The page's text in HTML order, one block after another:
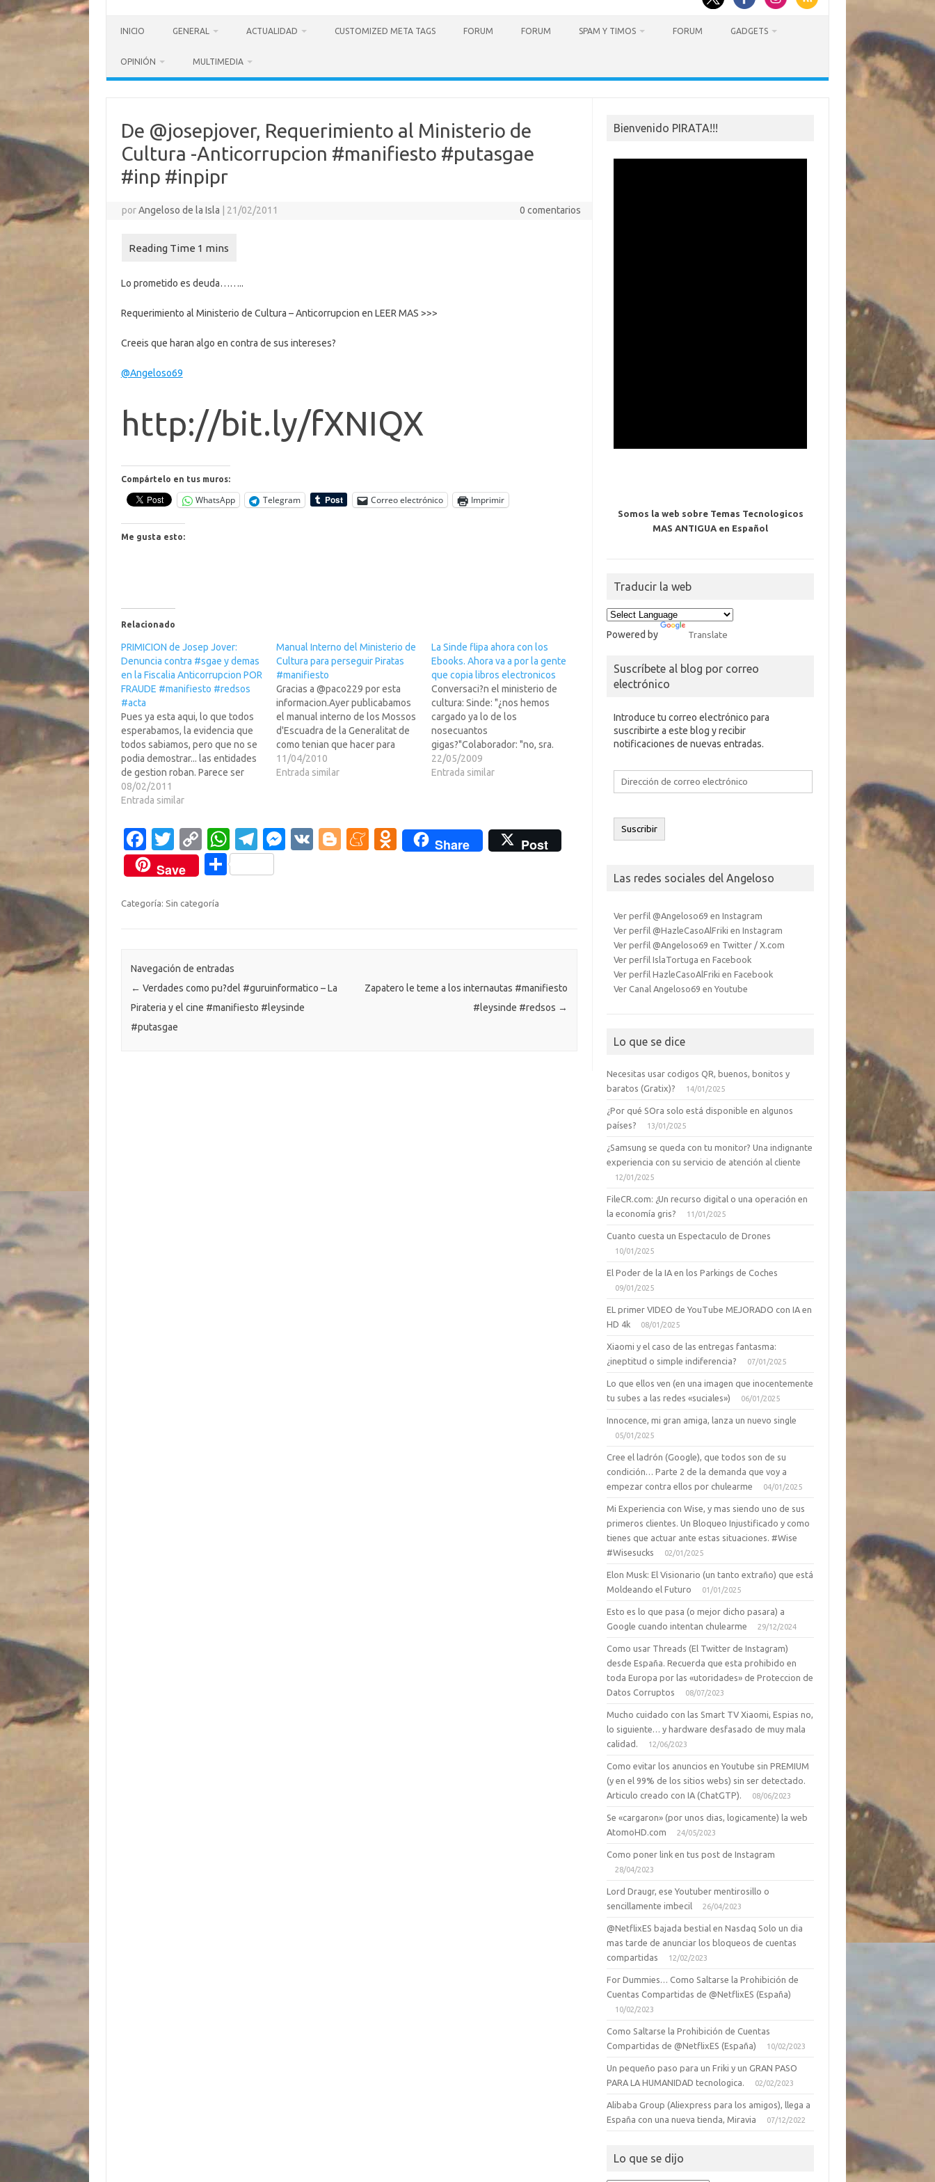
INICIO GENERAL ACTUALIDAD CUSTOMIZED META TAGS FORUM FORUM SPAM Y TIMOS FORUM GADGETS
OPINIÓN MULTIMEDIA
De @josepjover, Requerimiento al Ministerio de
Cultura -Anticorrupcion #manifiesto #putasgae
#inp #inpipr
porAngeloso de la Isla 21/02/2011 0 comentarios
Lo prometido es deuda……..
Requerimiento al Ministerio de Cultura – Anticorrupcion en LEER MAS >>>
Creeis que haran algo en contra de sus intereses?
@Angeloso69
http://bit.ly/fXNIQX
Compártelo en tus muros:
WhatsApp Telegram Correo electrónico Imprimir
Me gusta esto:
Relacionado
PRIMICION de Josep Jover:
Denuncia contra #sgae y demas
en la Fiscalia Anticorrupcion POR
FRAUDE #manifiesto #redsos
#acta
Pues ya esta aqui, lo que todos
esperabamos, la evidencia que
todos sabiamos, pero que no se
podia demostrar... las entidades
de gestion roban. Parece ser
que las mismas, no estando
todavia contentas de lo que ya
firmar al gobierno con "talante"
de Shoemaker una…
08/02/2011
Entrada similar
Manual Interno del Ministerio de
Cultura para perseguir Piratas
#manifiesto
Gracias a @paco229 por esta
informacion.Ayer publicabamos
el manual interno de los Mossos
d'Escuadra de la Generalitat de
como tenian que hacer para
cazar a los pobres chavalines
que comparten su disco favorito
11/04/2010
Entrada similar
La Sinde flipa ahora con los
Ebooks. Ahora va a por la gente
que copia libros electronicos
Conversaci?n el ministerio de
cultura: Sinde: "¿nos hemos
cargado ya lo de los
nosecuantos
gigas?"Colaborador: "no, sra.
ministra, internet sigue vivito y
coleando" Sinde:"¿y no nos
ebooks?¿no eran esos los
bichitos peludos de la guerra de
22/05/2009
Entrada similar
Fa
c
e
b
k
T
w
it
te
C
o
p
y
k
W
h
at
p
T
el
e
M
V
Bl
M O
ik
Share
Post
Save
C
ti
r
Categoría: Sin categoría
Navegación de entradas
← Verdades como pu?del #guruinformatico – La
Pirateria y el cine #manifiesto #leysinde
#putasgae
Zapatero le teme a los internautas #manifiesto
#leysinde #redsos →
Bienvenido PIRATA!!!
Somos la web sobre Temas Tecnologicos
MAS ANTIGUA en Español
Traducir la web
Powered by Translate
Suscríbete al blog por correo
electrónico
Introduce tu correo electrónico para
suscribirte a este blog y recibir
notificaciones de nuevas entradas.
Dirección
electrónico
Suscribir
Las redes sociales del Angeloso
Ver perfil @Angeloso69 en Instagram
Ver perfil @HazleCasoAlFriki en Instagram
Ver perfil @Angeloso69 en Twitter / X.com
Ver perfil IslaTortuga en Facebook
Ver perfil HazleCasoAlFriki en Facebook
Ver Canal Angeloso69 en Youtube
Lo que se dice
Necesitas usar codigos QR, buenos, bonitos y
baratos (Gratix)?
14/01/2025
¿Por qué SOra solo está disponible en algunos
países?
13/01/2025
¿Samsung se queda con tu monitor? Una indignante
experiencia con su servicio de atención al cliente
12/01/2025
FileCR.com: ¿Un recurso digital o una operación en
la economía gris?
11/01/2025
Cuanto cuesta un Espectaculo de Drones
10/01/2025
El Poder de la IA en los Parkings de Coches
09/01/2025
EL primer VIDEO de YouTube MEJORADO con IA en
HD 4k
08/01/2025
Xiaomi y el caso de las entregas fantasma:
¿ineptitud o simple indiferencia?
07/01/2025
Lo que ellos ven (en una imagen que inocentemente
tu subes a las redes «suciales»)
06/01/2025
Innocence, mi gran amiga, lanza un nuevo single
05/01/2025
Cree el ladrón (Google), que todos son de su
condición… Parte 2 de la demanda que voy a
empezar contra ellos por chulearme
04/01/2025
Mi Experiencia con Wise, y mas siendo uno de sus
primeros clientes. Un Bloqueo Injustificado y como
tienes que actuar ante estas situaciones. #Wise
#Wisesucks
02/01/2025
Elon Musk: El Visionario (un tanto extraño) que está
Moldeando el Futuro
01/01/2025
Esto es lo que pasa (o mejor dicho pasara) a
Google cuando intentan chulearme
29/12/2024
Como usar Threads (El Twitter de Instagram)
desde España. Recuerda que esta prohibido en
toda Europa por las «utoridades» de Proteccion de
Datos Corruptos
08/07/2023
Mucho cuidado con las Smart TV Xiaomi, Espias no,
lo siguiente… y hardware desfasado de muy mala
calidad.
12/06/2023
Como evitar los anuncios en Youtube sin PREMIUM
(y en el 99% de los sitios webs) sin ser detectado.
Articulo creado con IA (ChatGTP).
08/06/2023
Se «cargaron» (por unos dias, logicamente) la web
AtomoHD.com
24/05/2023
Como poner link en tus post de Instagram
28/04/2023
Lord Draugr, ese Youtuber mentirosillo o
sencillamente imbecil
26/04/2023
@NetflixES bajada bestial en Nasdaq Solo un dia
mas tarde de anunciar los bloqueos de cuentas
compartidas
12/02/2023
For Dummies… Como Saltarse la Prohibición de
Cuentas Compartidas de @NetflixES (España)
10/02/2023
Como Saltarse la Prohibición de Cuentas
Compartidas de @NetflixES (España)
10/02/2023
Un pequeño paso para un Friki y un GRAN PASO
PARA LA HUMANIDAD tecnologica.
02/02/2023
Alibaba Group (Aliexpress para los amigos), llega a
España con una nueva tienda, Miravia
07/12/2022
Lo que se dijo